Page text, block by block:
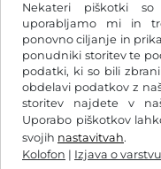
Nekateri piškotki
uporabljamo mi in
ponovno ciljanje in
ponudniki storitev te
podatki, ki so bili
obdelavi podatkov z
storitev najdete v
Uporabo piškotkov
svojih nastavitvah.
Kolofon | Izjava o
ZłPLN
Facebook
Splošni pogoji